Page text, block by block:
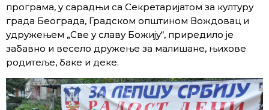
програма, у сарадњи са Секретаријатом за културу
града Београда, Градском општином Вождовац и
удружењем „Све у славу Божију“, приредило је
забавно и весело дружење за малишане, њихове
родитеље, баке и деке.